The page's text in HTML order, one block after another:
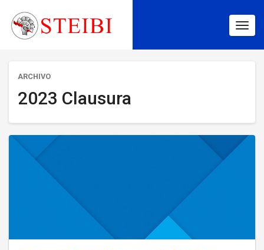
ARCHIVO
2023 Clausura